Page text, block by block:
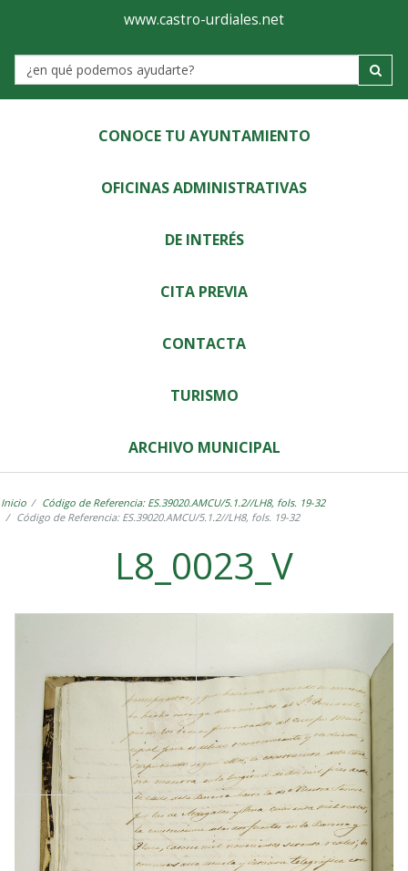
Ayuntamiento
de
Castro-
Urdiales
www.castro-urdiales.net
Label
CONOCE TU AYUNTAMIENTO
OFICINAS ADMINISTRATIVAS
DE INTERÉS
CITA PREVIA
CONTACTA
TURISMO
ARCHIVO MUNICIPAL
Inicio
Código de Referencia: ES.39020.AMCU/5.1.2//LH8, fols. 19-32
Código de Referencia: ES.39020.AMCU/5.1.2//LH8, fols. 19-32
L8_0023_V